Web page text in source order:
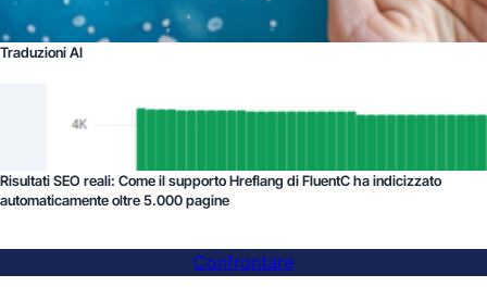
Traduzioni AI
Risultati SEO reali: Come il supporto Hreflang di FluentC ha indicizzato
automaticamente oltre 5.000 pagine
Confrontare